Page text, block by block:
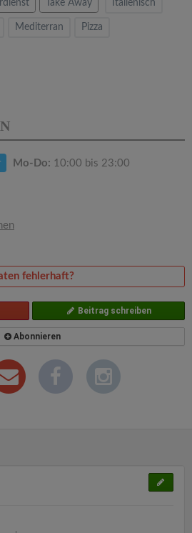
Take Away Italienisch
Mediterran Pizza
Mo-Do: 10:00 bis 23:00
fehlerhaft?
Beitrag schreiben
Abonnieren